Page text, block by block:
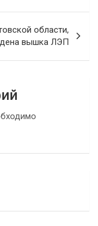
области,
вышка ЛЭП